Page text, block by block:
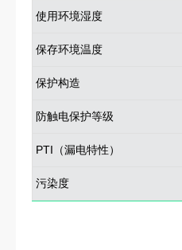
使用环境湿度
保存环境温度
保护构造
防触电保护等级
PTI（漏电特性）
污染度